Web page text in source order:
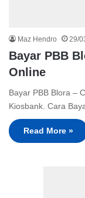
Maz Hendro 29/
Bayar PBB
Online
Bayar PBB Blora –
Kiosbank. Cara
Read More »